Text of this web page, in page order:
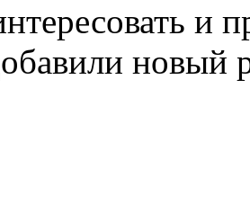
и
новый